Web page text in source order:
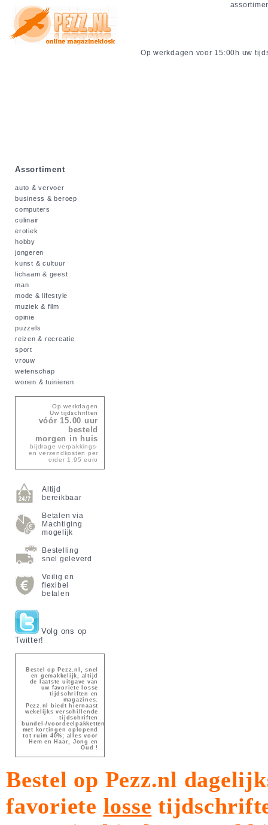
Op werkdagen voor 15:00h uw
Assortiment
auto & vervoer
business & beroep
computers
culinair
erotiek
hobby
jongeren
kunst & cultuur
lichaam & geest
man
mode & lifestyle
muziek & film
opinie
puzzels
reizen & recreatie
sport
vrouw
wetenschap
wonen & tuinieren
Op werkdagen
Uw tijdschriften
vóór 15.00 uur
besteld
morgen in huis
bijdrage verpakkings-
en verzendkosten per
order 1,95 euro
Altijd
bereikbaar
Betalen via
Machtiging
mogelijk
Bestelling
snel geleverd
Veilig en
flexibel
betalen
Volg ons op
Twitter!
Bestel op Pezz.nl, snel
en gemakkelijk, altijd
de laatste uitgave van
uw favoriete losse
tijdschriften en
magazines.
Pezz.nl biedt hiernaast
wekelijks verschillende
tijdschriften
bundel-/voordeelpakketten
met kortingen oplopend
tot ruim 40%; alles voor
Hem en Haar, Jong en
Oud !
Bestel op Pezz.nl
favoriete losse